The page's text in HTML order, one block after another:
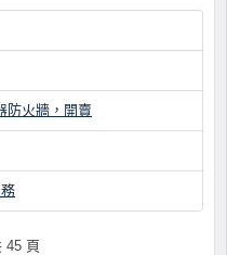
防火牆，開賣
45 頁